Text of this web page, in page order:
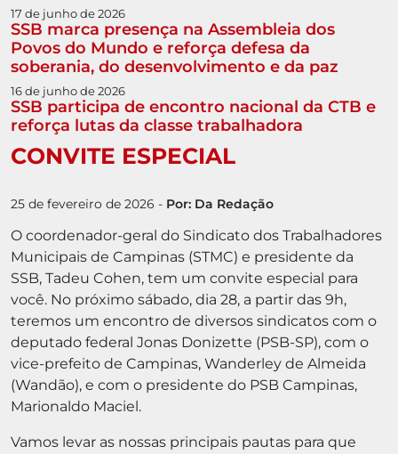
CONVITE ESPECIAL
25 de fevereiro de 2026 - Por: Da Redação
O coordenador-geral do Sindicato dos Trabalhadores
Municipais de Campinas (STMC) e presidente da
SSB, Tadeu Cohen, tem um convite especial para
você. No próximo sábado, dia 28, a partir das 9h,
teremos um encontro de diversos sindicatos com o
deputado federal Jonas Donizette (PSB-SP), com o
vice-prefeito de Campinas, Wanderley de Almeida
(Wandão), e com o presidente do PSB Campinas,
Marionaldo Maciel.
Vamos levar as nossas principais pautas para que
17 de junho de 2026
SSB marca presença na Assembleia dos
Povos do Mundo e reforça defesa da
soberania, do desenvolvimento e da paz
16 de junho de 2026
SSB participa de encontro nacional da CTB e
reforça lutas da classe trabalhadora